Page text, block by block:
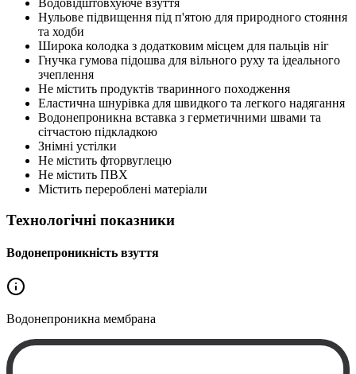
Нульове підвищення під п'ятою для природного стояння
та ходби
Широка колодка з додатковим місцем для пальців ніг
Гнучка гумова підошва для вільного руху та ідеального
зчеплення
Не містить продуктів тваринного походження
Еластична шнурівка для швидкого та легкого надягання
Водонепроникна вставка з герметичними швами та
сітчастою підкладкою
Знімні устілки
Не містить фторвуглецю
Не містить ПВХ
Містить перероблені матеріали
Технологічні показники
Водонепроникність взуття
Водонепроникна мембрана